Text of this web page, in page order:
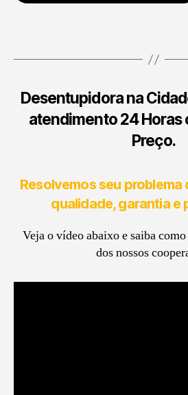
Desentupidora na
atendimento24 Horas
Preço.
Resolvemos seu
qualidade, garantia e
Veja o vídeo abaixo e saiba
dos nossos